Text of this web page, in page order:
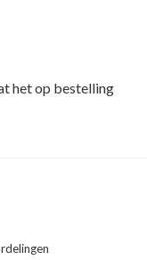
het op bestelling